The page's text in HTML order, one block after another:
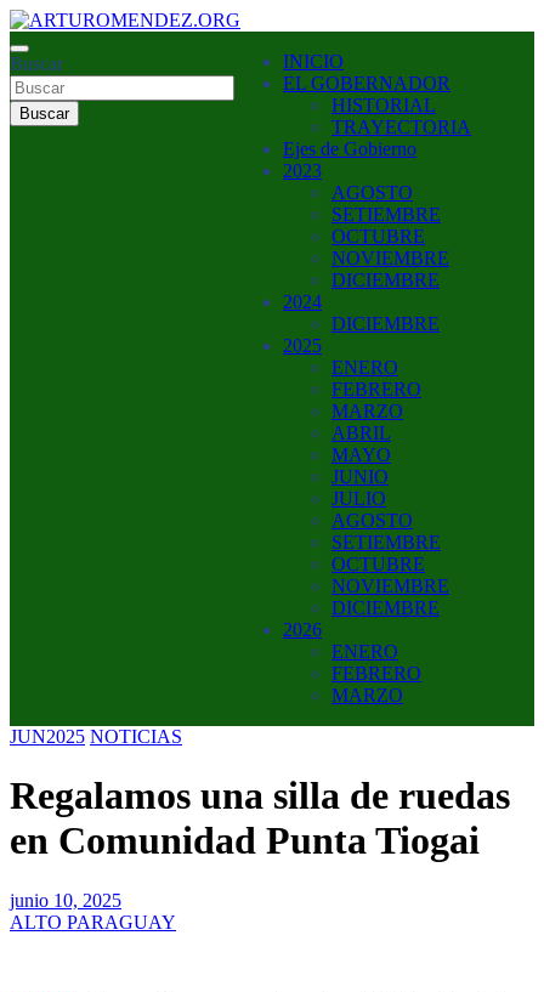
Saltar
al
contenido
ARTUROMENDEZ.ORG
ARTURO MENDEZ GOBERNADOR 2023
Buscar
Buscar
INICIO
EL GOBERNADOR
HISTORIAL
TRAYECTORIA
Ejes de Gobierno
2023
AGOSTO
SETIEMBRE
OCTUBRE
NOVIEMBRE
DICIEMBRE
2024
DICIEMBRE
2025
ENERO
FEBRERO
MARZO
ABRIL
MAYO
JUNIO
JULIO
AGOSTO
SETIEMBRE
OCTUBRE
NOVIEMBRE
DICIEMBRE
2026
ENERO
FEBRERO
MARZO
JUN2025 NOTICIAS
Regalamos una silla de ruedas
en Comunidad Punta Tiogai
junio 10, 2025
ALTO PARAGUAY